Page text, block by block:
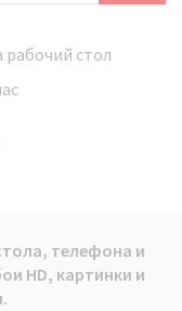
рабочий стол
телефона и
HD, картинки и